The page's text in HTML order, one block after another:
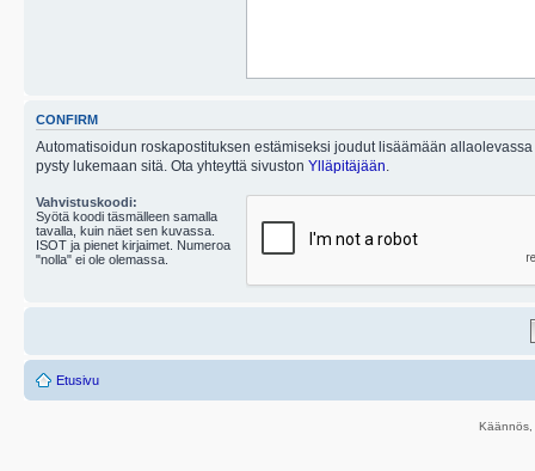
CONFIRM
Automatisoidun roskapostituksen estämiseksi joudut lisäämään
pysty lukemaan sitä. Ota yhteyttä sivuston Ylläpitäjään
Vahvistuskoodi:
Syötä koodi täsmälleen samalla
tavalla, kuin näet sen kuvassa.
ISOT ja pienet kirjaimet. Numeroa
"nolla" ei ole olemassa.
Etusivu